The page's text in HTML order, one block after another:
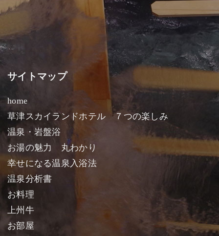
サイトマップ
home
草津スカイランドホテル ７つの楽しみ
温泉・岩盤浴
お湯の魅力 丸わかり
幸せになる温泉入浴法
温泉分析書
お料理
上州牛
お部屋